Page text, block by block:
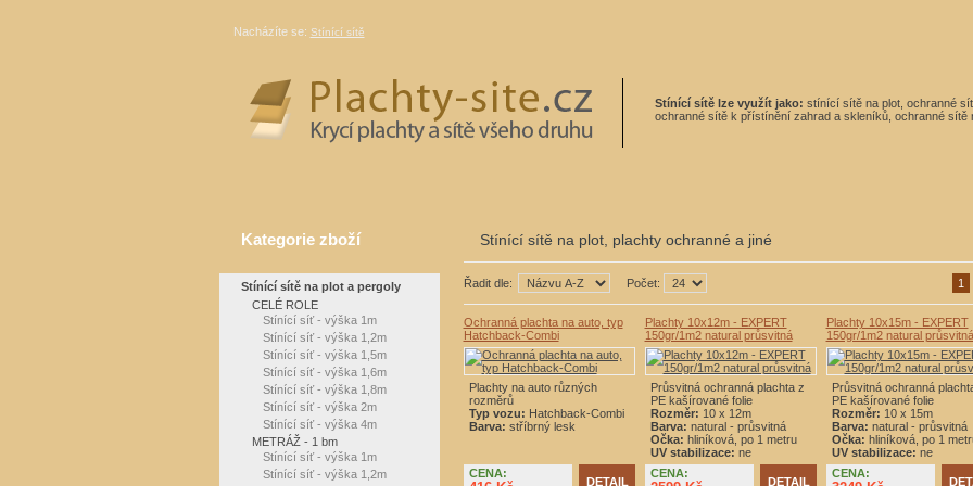
Nacházíte se: Stínící sítě
Stínící sítě lze využít jako: stínící sítě na plot, ochranné
ochranné sítě k přístínění zahrad a skleníků, ochranné sítě
Stínící sítě na plot, plachty ochranné a jiné
Řadit dle: Počet: 1
Ochranná plachta na auto, typ
Hatchback-Combi
Plachty 10x12m - EXPERT
150gr/1m2 natural průsvitná
Plachty 10x15m - EXPERT
150gr/1m2 natural průsvitná
Plachty na auto různých
rozměrů
Typ vozu: Hatchback-Combi
Barva: stříbrný lesk
Průsvitná ochranná plachta z
PE kašírované folie
Rozměr: 10 x 12m
Barva: natural - průsvitná
Očka: hliníková, po 1 metru
UV stabilizace: ne
Průsvitná ochranná
PE kašírované folie
Rozměr: 10 x 15m
Barva: natural - průsvitná
Očka: hliníková, po 1
UV stabilizace: ne
CENA:
DETAIL
CENA:
DETAIL
CENA:
Kategorie zboží
Stínící sítě na plot a pergoly
CELÉ ROLE
Stínící síť - výška 1m
Stínící síť - výška 1,2m
Stínící síť - výška 1,5m
Stínící síť - výška 1,6m
Stínící síť - výška 1,8m
Stínící síť - výška 2m
Stínící síť - výška 4m
METRÁŽ - 1 bm
Stínící síť - výška 1m
Stínící síť - výška 1,2m